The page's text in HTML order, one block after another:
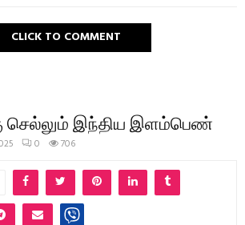
CLICK TO COMMENT
செல்லும் இந்திய இளம்பெண்
0 706